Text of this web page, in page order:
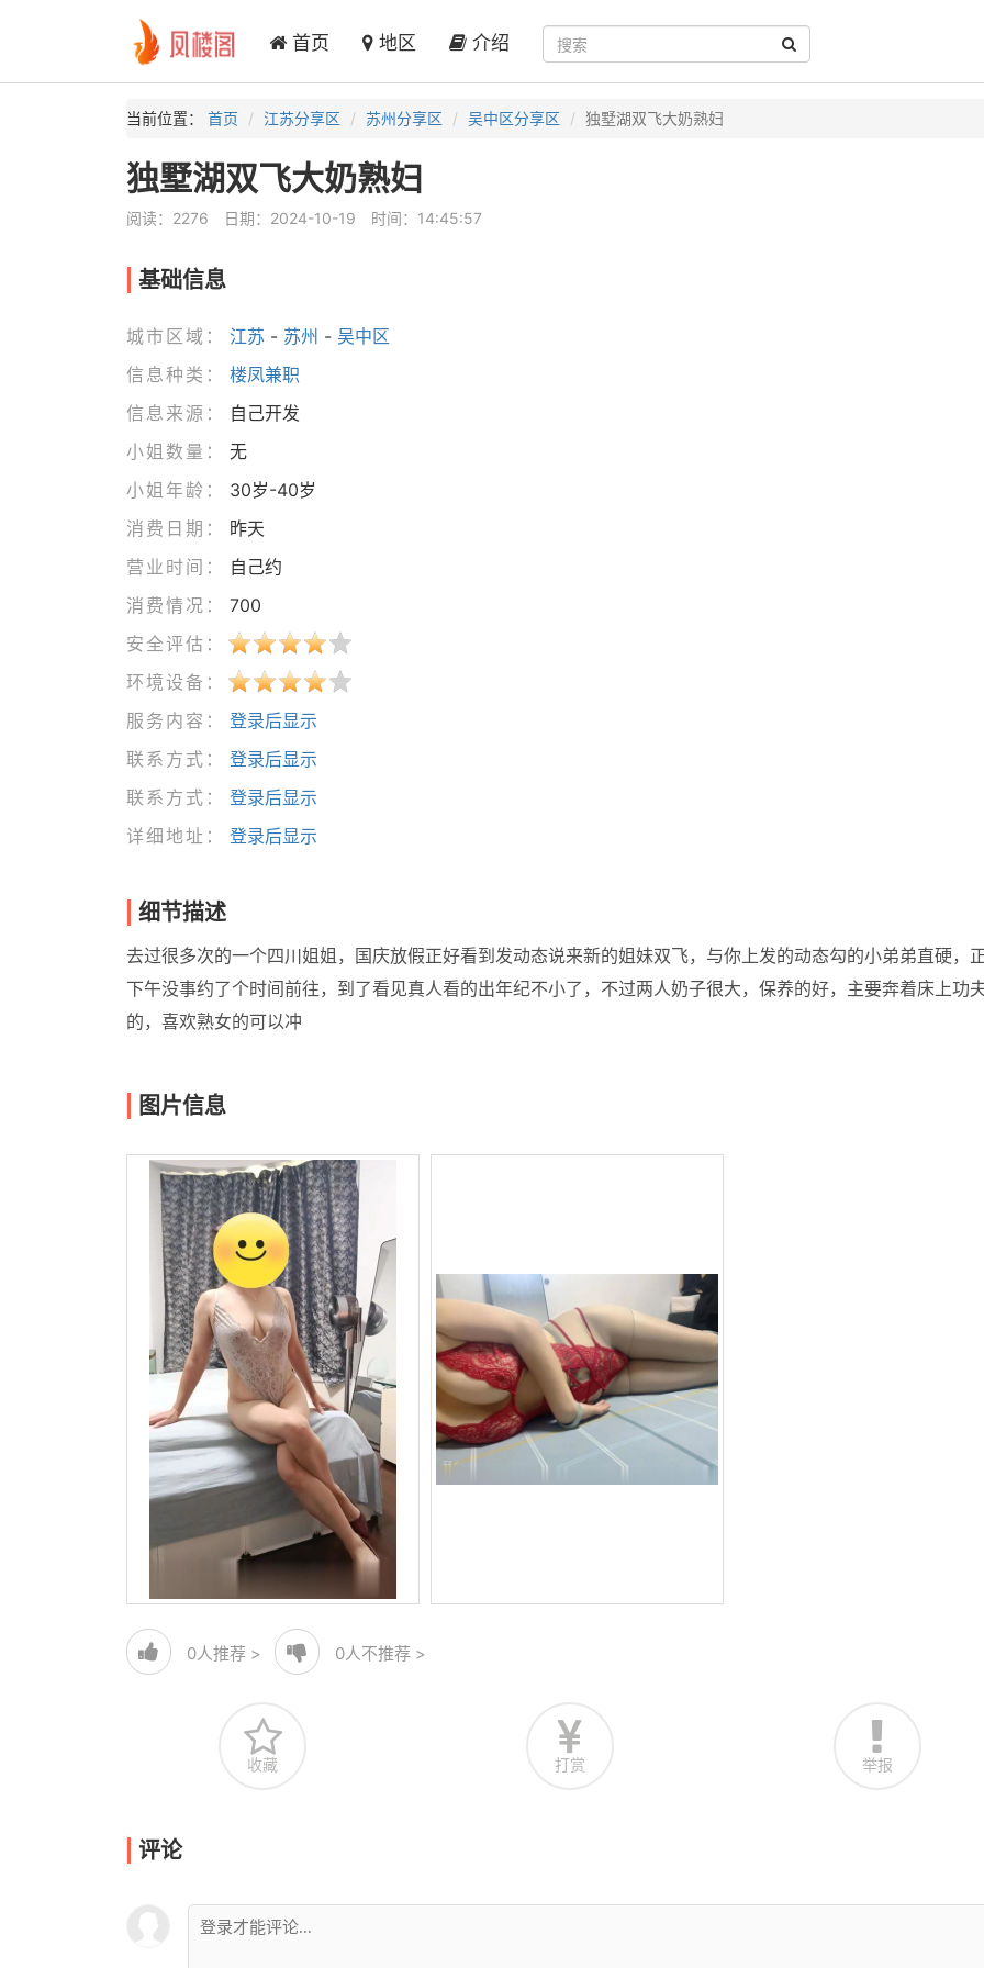
首页 地区 介绍
当前位置： 首页 江苏分享区 苏州分享区 吴中区分享区 独墅湖双飞大奶熟妇
独墅湖双飞大奶熟妇
阅读：2276 日期：2024-10-19 时间：14:45:57
基础信息
城市区域： 江苏 - 苏州 - 吴中区
信息种类：
楼凤兼职
信息来源：
自己开发
小姐数量：
无
小姐年龄：
30岁-40岁
消费日期：
昨天
营业时间：
自己约
消费情况：
700
安全评估：
环境设备：
服务内容：
登录后显示
联系方式：
登录后显示
联系方式：
登录后显示
详细地址：
登录后显示
细节描述
去过很多次的一个四川姐姐，国庆放假正好看到发动态说来新的姐妹双飞，与你上发的动态勾的小弟弟直硬，
下午没事约了个时间前往，到了看见真人看的出年纪不小了，不过两人奶子很大，保养的好，主要奔着床上功
的，喜欢熟女的可以冲
图片信息
0人推荐 > 0人不推荐 >
收藏 打赏 举报
评论